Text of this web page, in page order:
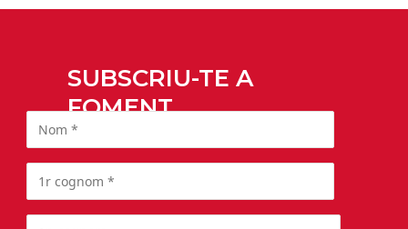
SUBSCRIU-TE A
FOMENT